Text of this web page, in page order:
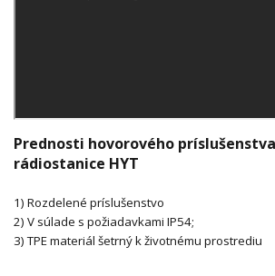
Prednosti hovorového
rádiostanice HYT
1) Rozdelené príslušenstvo
2) V súlade s požiadavkami IP54;
3) TPE materiál šetrný k životnému prostrediu